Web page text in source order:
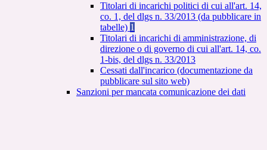
Titolari di incarichi politici di cui all'art. 14,
co. 1, del dlgs n. 33/2013 (da pubblicare in
tabelle) 1
Titolari di incarichi di amministrazione, di
direzione o di governo di cui all'art. 14, co.
1-bis, del dlgs n. 33/2013
Cessati dall'incarico (documentazione da
pubblicare sul sito web)
Sanzioni per mancata comunicazione dei dati